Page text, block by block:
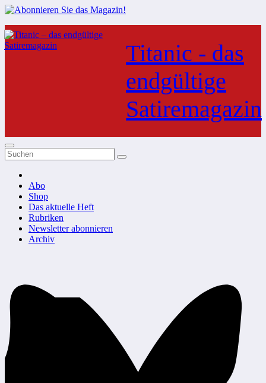
Zum
Inhalt
springen
Titanic - das
endgültige
Satiremagazin
Abo
Shop
Das aktuelle Heft
Rubriken
Newsletter abonnieren
Archiv